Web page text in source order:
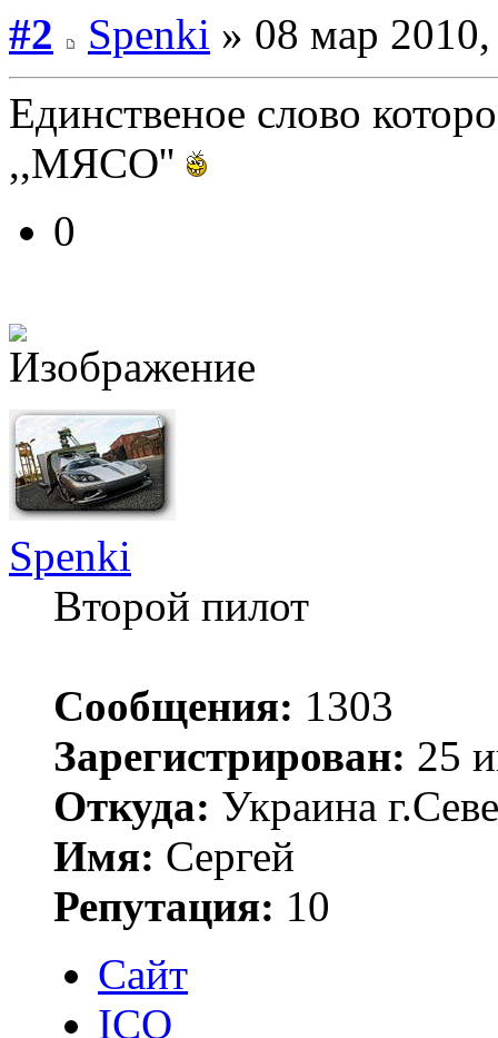
#2
Spenki » 08 мар
Единственое слово
,,МЯСО''
0
Spenki
Второй пилот
Сообщения: 1303
Зарегистрирован: 25
Откуда: Украина
Имя: Сергей
Репутация: 10
Сайт
ICQ